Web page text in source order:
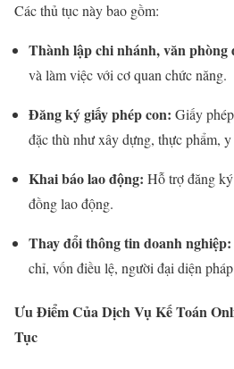
Các thủ tục này bao gồm:
Thành lập chi nhánh, văn phòng
và làm việc với cơ quan chức năng.
Đăng ký giấy phép con: Giấy
đặc thù như xây dựng, thực phẩm,
Khai báo lao động: Hỗ trợ đăng
đồng lao động.
Thay đổi thông tin doanh nghiệp:
chỉ, vốn điều lệ, người đại diện
Ưu Điểm Của Dịch Vụ Kế Toán
Tục